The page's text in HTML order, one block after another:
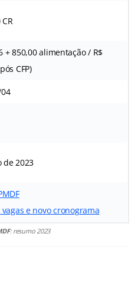
+ 850,00 alimentação / R$
CFP)
de 2023
e novo cronograma
: resumo 2023